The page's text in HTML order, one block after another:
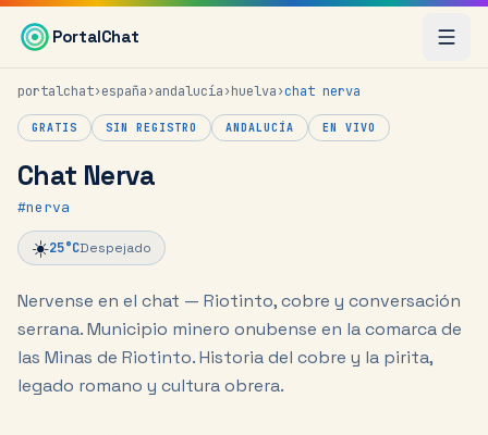
Saltar al contenido principal
PortalChat
portalchat›españa›andalucía›huelva›chat nerva
GRATIS SIN REGISTRO ANDALUCÍA EN VIVO
Chat Nerva
#nerva
☀️25°CDespejado
Nervense en el chat — Riotinto, cobre y conversación
serrana.Municipio minero onubense en la comarca de
las Minas de Riotinto. Historia del cobre y la pirita,
legado romano y cultura obrera.